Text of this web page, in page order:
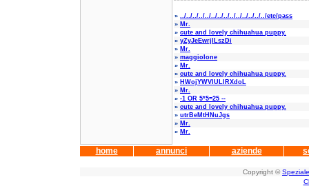
» ../../../../../../../../../../../../../../etc/pass
» Mr.
» cute and lovely chihuahua puppy.
» yZyJeEwrjlLszDi
» Mr.
» maggiolone
» Mr.
» cute and lovely chihuahua puppy.
» HWojYWVlULlRXdoL
» Mr.
» -1 OR 5*5=25 --
» cute and lovely chihuahua puppy.
» utrBeMtHNuJgs
» Mr.
» Mr.
home annunci aziende
Copyright ©